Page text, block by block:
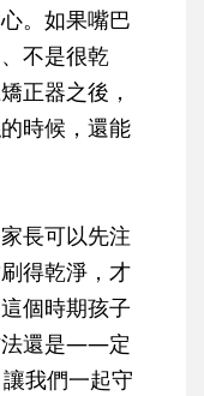
。如果嘴巴
不是很乾
正器之後，
時候，還能
長可以先注
得乾淨，才
個時期孩子
法還是——定
我們一起守